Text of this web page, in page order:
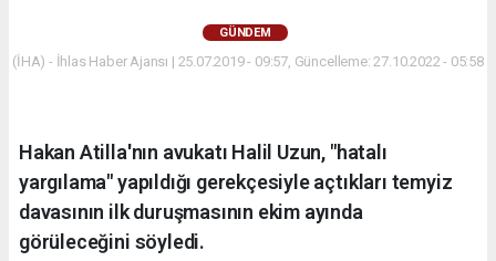
GÜNDEM
(İHA) - İhlas Haber Ajansı | 25.07.2019 - 09:57, Güncelleme: 27.10.2022 - 05:58
Hakan Atilla'nın avukatı Halil Uzun, "hatalı
yargılama" yapıldığı gerekçesiyle açtıkları temyiz
davasının ilk duruşmasının ekim ayında
görüleceğini söyledi.